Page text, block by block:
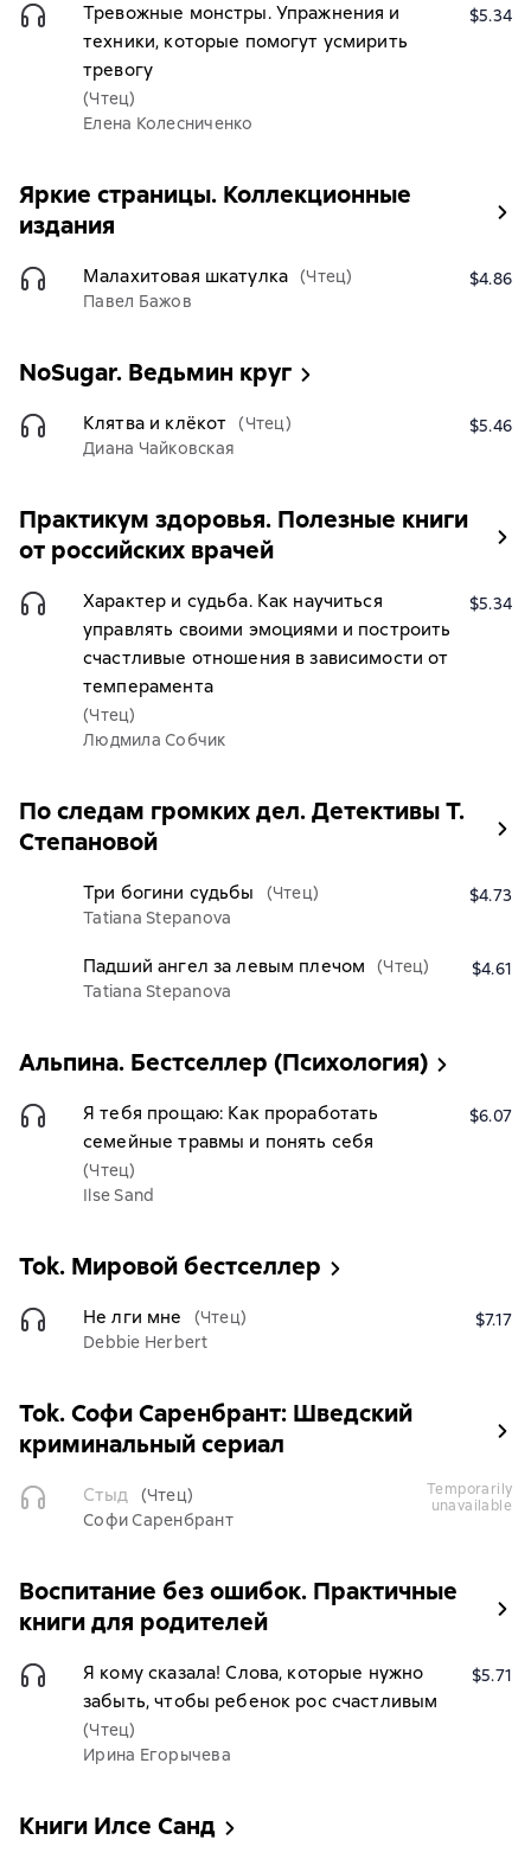
Тревожные монстры. Упражнения и
техники, которые помогут усмирить
тревогу
(Чтец)
Елена Колесниченко
$5.34
Яркие страницы. Коллекционные
издания
Малахитовая шкатулка (Чтец)
Павел Бажов
$4.86
NoSugar. Ведьмин круг
Клятва и клёкот (Чтец)
Диана Чайковская
$5.46
Практикум здоровья. Полезные книги
от российских врачей
Характер и судьба. Как научиться
управлять своими эмоциями и построить
счастливые отношения в зависимости от
темперамента
(Чтец)
Людмила Собчик
$5.34
По следам громких дел. Детективы Т.
Степановой
Три богини судьбы
(Чтец)
Tatiana Stepanova
$4.73
Падший ангел за левым плечом
(Чтец)
Tatiana Stepanova
$4.61
Альпина. Бестселлер (Психология)
Я тебя прощаю: Как проработать
семейные травмы и понять себя
(Чтец)
Ilse Sand
$6.07
Tok. Мировой бестселлер
Не лги мне
(Чтец)
Debbie Herbert
$7.17
Tok. Софи Саренбрант: Шведский
криминальный сериал
Стыд
(Чтец)
Софи Саренбрант
temporarily
unavailable
Воспитание без ошибок. Практичные
книги для родителей
Я кому сказала! Слова, которые нужно
забыть, чтобы ребенок рос счастливым
(Чтец)
Ирина Егорычева
$5.71
Книги Илсе Санд